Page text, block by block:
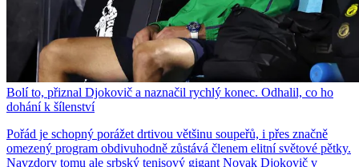
Bolí to, přiznal Djokovič a naznačil rychlý konec. Odhalil, co ho
dohání k šílenství
Pořád je schopný porážet drtivou většinu soupeřů, i přes značně
omezený program obdivuhodně zůstává členem elitní světové pětky.
Navzdory tomu ale srbský tenisový gigant Novak Djokovič v